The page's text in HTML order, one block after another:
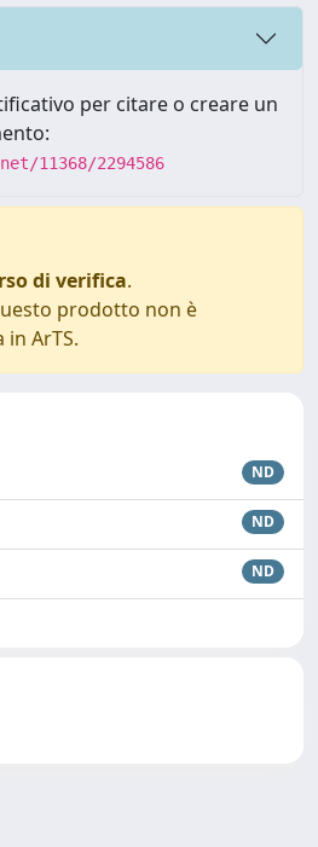
per citare o creare un
11368/2294586
di verifica.
prodotto non è
ArTS.
ND
ND
ND